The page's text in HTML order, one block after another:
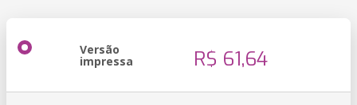
Versão
impressa R$ 61,64